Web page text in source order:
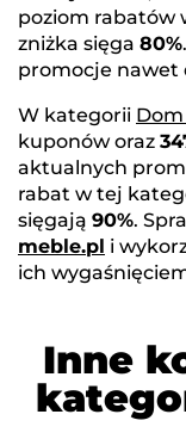
poziom rabatów
zniżka sięga 80%
promocje nawet
W kategorii
kuponów oraz
aktualnych
rabat w tej
sięgają 90%.
meble.pl i
ich
Inne